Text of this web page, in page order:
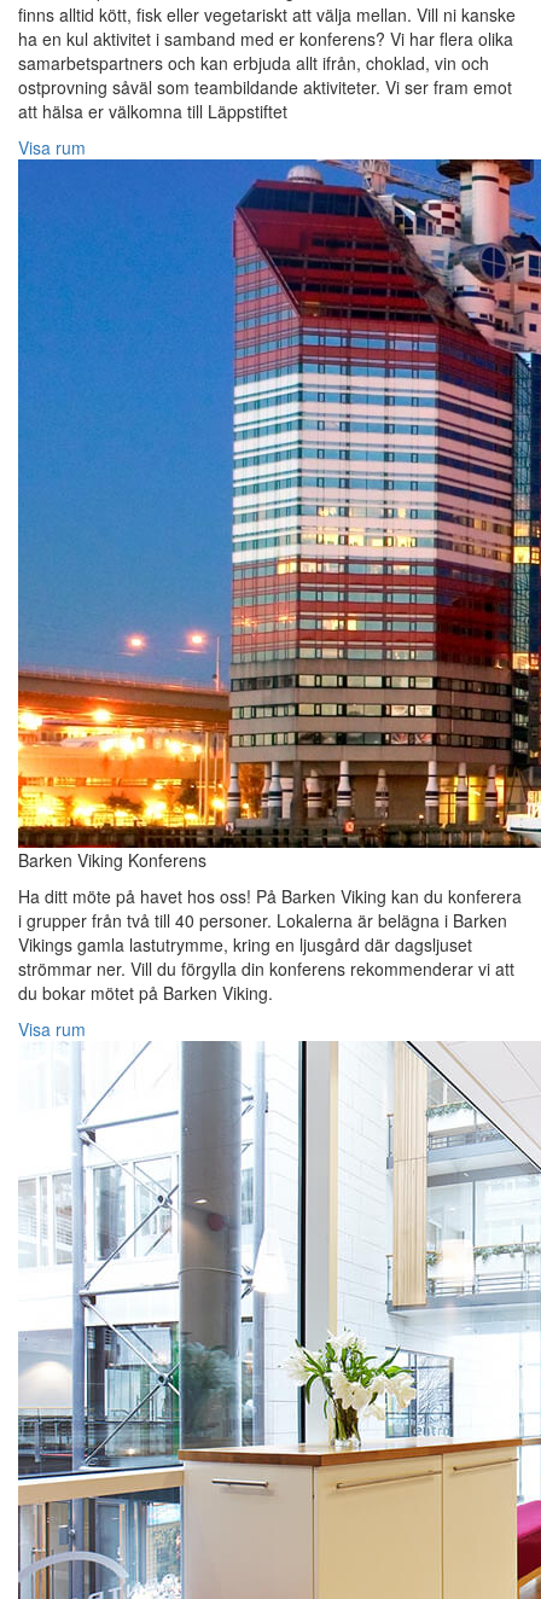
finns alltid kött, fisk eller vegetariskt att välja mellan. Vill ni kanske
ha en kul aktivitet i samband med er konferens? Vi har flera olika
samarbetspartners och kan erbjuda allt ifrån, choklad, vin och
ostprovning såväl som teambildande aktiviteter. Vi ser fram emot
att hälsa er välkomna till Läppstiftet
Visa rum
Barken Viking Konferens
Ha ditt möte på havet hos oss! På Barken Viking kan du konferera
i grupper från två till 40 personer. Lokalerna är belägna i Barken
Vikings gamla lastutrymme, kring en ljusgård där dagsljuset
strömmar ner. Vill du förgylla din konferens rekommenderar vi att
du bokar mötet på Barken Viking.
Visa rum